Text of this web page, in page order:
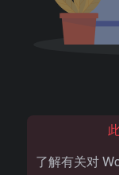
了解有关对